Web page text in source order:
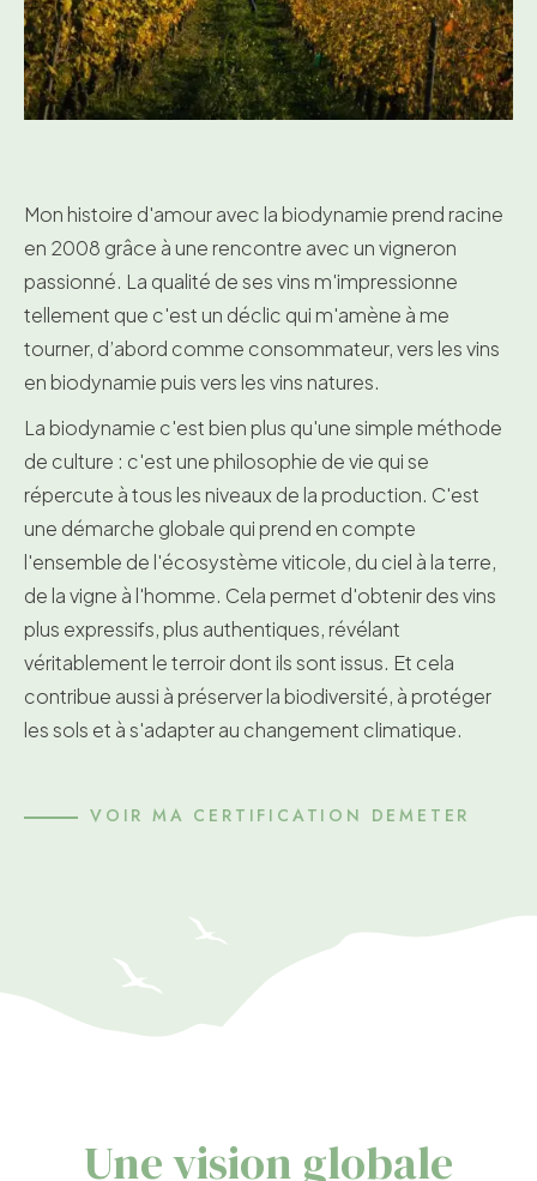
Mon histoire d'amour avec la biodynamie prend racine
en 2008 grâce à une rencontre avec un vigneron
passionné. La qualité de ses vins m'impressionne
tellement que c'est un déclic qui m'amène à me
tourner, d’abord comme consommateur, vers les vins
en biodynamie puis vers les vins natures.
La biodynamie c'est bien plus qu'une simple méthode
de culture : c'est une philosophie de vie qui se
répercute à tous les niveaux de la production. C'est
une démarche globale qui prend en compte
l'ensemble de l'écosystème viticole, du ciel à la terre,
de la vigne à l'homme. Cela permet d'obtenir des vins
plus expressifs, plus authentiques, révélant
véritablement le terroir dont ils sont issus. Et cela
contribue aussi à préserver la biodiversité, à protéger
les sols et à s'adapter au changement climatique.
VOIR MA CERTIFICATION DEMETER
Une vision globale